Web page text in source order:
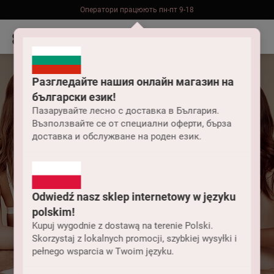
Разгледайте нашия онлайн магазин на
български език!
Пазарувайте лесно с доставка в България.
Възползвайте се от специални оферти, бърза
доставка и обслужване на роден език.
Odwiedź nasz sklep internetowy w języku
polskim!
Kupuj wygodnie z dostawą na terenie Polski.
Skorzystaj z lokalnych promocji, szybkiej wysyłki i
pełnego wsparcia w Twoim języku.
Оператори працюють пн-пт 9-18
Безкоштовна доставка до складу НП замовлень від 2000 грн
Що робити, якщо
товар надійшов з
дефектом?